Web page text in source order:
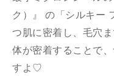
ク）』 の「シルキー
つ肌に密着し、毛穴
体が密着することで
すよ♡